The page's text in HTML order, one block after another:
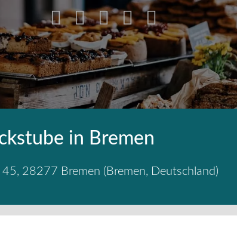
in Bremen
45, 28277 Bremen ( Bremen, Deutschland)